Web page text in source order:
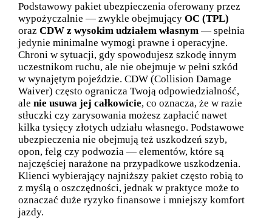
Podstawowy pakiet ubezpieczenia oferowany przez
wypożyczalnie — zwykle obejmujący OC (TPL)
oraz CDW z wysokim udziałem własnym— spełnia
jedynie minimalne wymogi prawne i operacyjne.
Chroni w sytuacji, gdy spowodujesz szkodę innym
uczestnikom ruchu, ale nie obejmuje w pełni szkód
w wynajętym pojeździe. CDW (Collision Damage
Waiver) często ogranicza Twoją odpowiedzialność,
ale nie usuwa jej całkowicie, co oznacza, że w razie
stłuczki czy zarysowania możesz zapłacić nawet
kilka tysięcy złotych udziału własnego. Podstawowe
ubezpieczenia nie obejmują też uszkodzeń szyb,
opon, felg czy podwozia — elementów, które są
najczęściej narażone na przypadkowe uszkodzenia.
Klienci wybierający najniższy pakiet często robią to
z myślą o oszczędności, jednak w praktyce może to
oznaczać duże ryzyko finansowe i mniejszy komfort
jazdy.